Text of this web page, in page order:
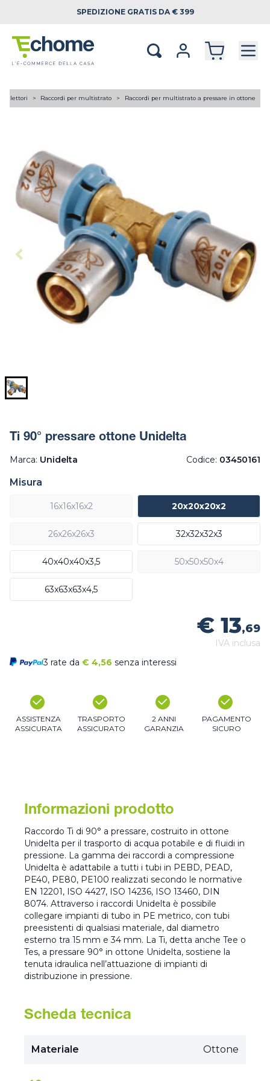
SPEDIZIONE GRATIS DA € 399
collettori Raccordi per multistrato Raccordi per multistrato a pressare in ottone
Ti 90° pressare ottone Unidelta
Marca: Unidelta Codice: 03450161
Misura
16x16x16x2 20x20x20x2
26x26x26x3 32x32x32x3
40x40x40x3,5 50x50x50x4
63x63x63x4,5
€ 13,69
IVA inclusa
3 rate da € 4,56 senza interessi
ASSISTENZA
ASSICURATA
TRASPORTO
ASSICURATO
2 ANNI
GARANZIA
PAGAMENTO
SICURO
Informazioni prodotto
Raccordo Ti di 90° a pressare, costruito in ottone
Unidelta per il trasporto di acqua potabile e di fluidi in
pressione. La gamma dei raccordi a compressione
Unidelta è adattabile a tutti i tubi in PEBD, PEAD,
PE40, PE80, PE100 realizzati secondo le normative
EN 12201, ISO 4427, ISO 14236, ISO 13460, DIN
8074. Attraverso i raccordi Unidelta è possibile
collegare impianti di tubo in PE metrico, con tubi
preesistenti di qualsiasi materiale, dal diametro
esterno tra 15 mm e 34 mm. La Ti, detta anche Tee o
Tes, a pressare 90° in ottone Unidelta, sostiene la
tenuta idraulica nell’attuazione di impianti di
distribuzione in pressione.
Scheda tecnica
Materiale Ottone